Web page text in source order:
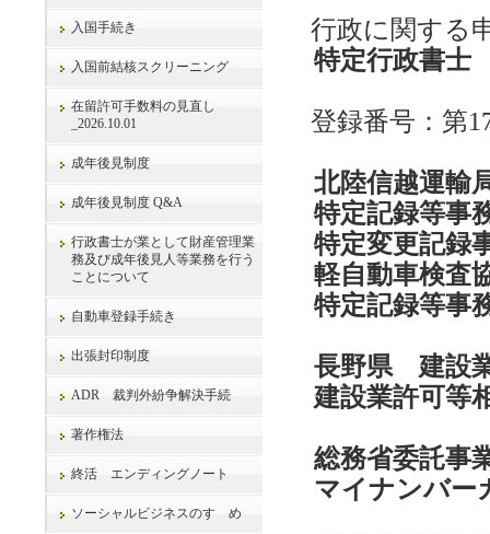
行政に関する
特定行政書士
登録番号：第
北陸信越運輸
特定記録等事
特定変更記録
軽自動車検査
特定記録等事
長野県 建設
建設業許可等
総務省委託事
マイナンバー
入国手続き
入国前結核スクリーニング
在留許可手数料の見直し
_2026.10.01
成年後見制度
成年後見制度 Q&A
行政書士が業として財産管理業
務及び成年後見人等業務を行う
ことについて
自動車登録手続き
出張封印制度
ADR 裁判外紛争解決手続
著作権法
終活 エンディングノート
ソーシャルビジネスのすゝめ